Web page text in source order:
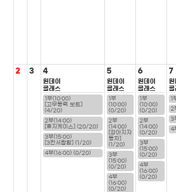
2 3 4
원데이
클래스
1부(10:00)
[고무동력 보트]
(4/20)
2부(14:00)
[휴지케이스] (20/20)
3부(15:00)
[3칸서랍함] (1/20)
4부(16:00) (0/20)
5
원데이
클래스
1부
(10:00)
(0/20)
2부
(14:00)
[강아지자
동차]
(1/20)
3부
(15:00)
(0/20)
4부
(16:00)
(0/20)
6
원데이
클래스
1부
(10:00)
(0/20)
2부
(14:00)
(0/20)
3부
(15:00)
(0/20)
4부
(16:00)
(0/20)
7
원
클
1
2
3
4